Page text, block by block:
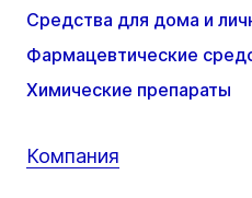
Средства для дома и
Фармацевтические
Химические препараты
Компания